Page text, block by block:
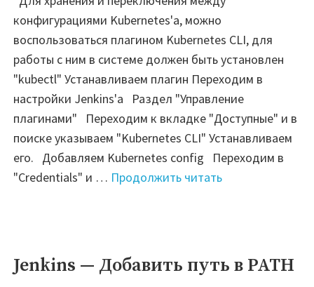
(AWS
Cli)"
конфигурациями Kubernetes'а, можно
воспользоваться плагином Kubernetes CLI, для
работы с ним в системе должен быть установлен
"kubectl" Устанавливаем плагин Переходим в
настройки Jenkins'а Раздел "Управление
плагинами" Переходим к вкладке "Доступные" и в
поиске указываем "Kubernetes CLI" Устанавливаем
его. Добавляем Kubernetes config Переходим в
"Credentials" и … Продолжить читать"Jenkins
Jenkins — Добавить путь в PATH